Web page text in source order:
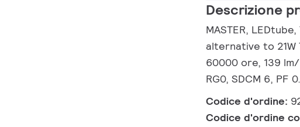
Descrizione
MASTER, LEDtube,
alternative to 21W
60000 ore, 139
RG0, SDCM 6, PF
Codice d'ordine:
Codice d'ordine